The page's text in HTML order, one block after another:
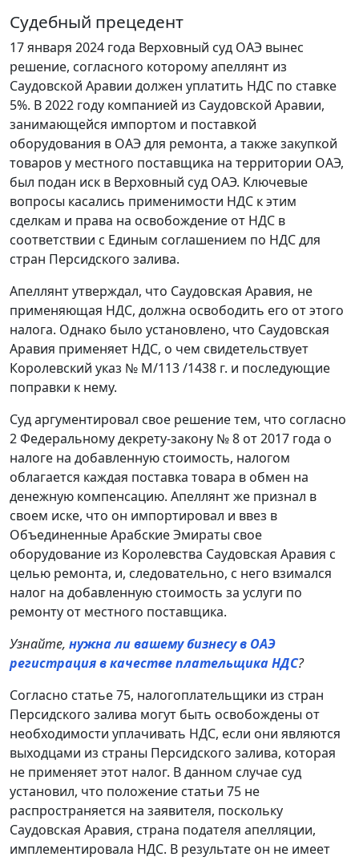
Судебный прецедент
17 января 2024 года Верховный суд ОАЭ вынес
решение, согласного которому апеллянт из
Саудовской Аравии должен уплатить НДС по ставке
5%. В 2022 году компанией из Саудовской Аравии,
занимающейся импортом и поставкой
оборудования в ОАЭ для ремонта, а также закупкой
товаров у местного поставщика на территории ОАЭ,
был подан иск в Верховный суд ОАЭ. Ключевые
вопросы касались применимости НДС к этим
сделкам и права на освобождение от НДС в
соответствии с Единым соглашением по НДС для
стран Персидского залива.
Апеллянт утверждал, что Саудовская Аравия, не
применяющая НДС, должна освободить его от этого
налога. Однако было установлено, что Саудовская
Аравия применяет НДС, о чем свидетельствует
Королевский указ № M/113 /1438 г. и последующие
поправки к нему.
Суд аргументировал свое решение тем, что согласно
2 Федеральному декрету-закону № 8 от 2017 года о
налоге на добавленную стоимость, налогом
облагается каждая поставка товара в обмен на
денежную компенсацию. Апеллянт же признал в
своем иске, что он импортировал и ввез в
Объединенные Арабские Эмираты свое
оборудование из Королевства Саудовская Аравия с
целью ремонта, и, следовательно, с него взимался
налог на добавленную стоимость за услуги по
ремонту от местного поставщика.
Узнайте, нужна ли вашему бизнесу в ОАЭ
регистрация в качестве плательщика НДС?
Согласно статье 75, налогоплательщики из стран
Персидского залива могут быть освобождены от
необходимости уплачивать НДС, если они являются
выходцами из страны Персидского залива, которая
не применяет этот налог. В данном случае суд
установил, что положение статьи 75 не
распространяется на заявителя, поскольку
Саудовская Аравия, страна подателя апелляции,
имплементировала НДС. В результате он не имеет